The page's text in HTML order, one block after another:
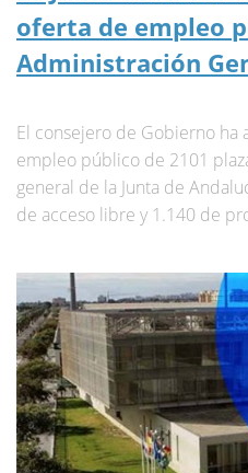
oferta de empleo
Administración
El consejero de Gobierno ha
empleo público de 2101
general de la Junta de
de acceso libre y 1.140 de